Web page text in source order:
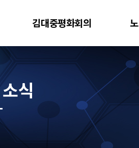
김대중평화회의
식